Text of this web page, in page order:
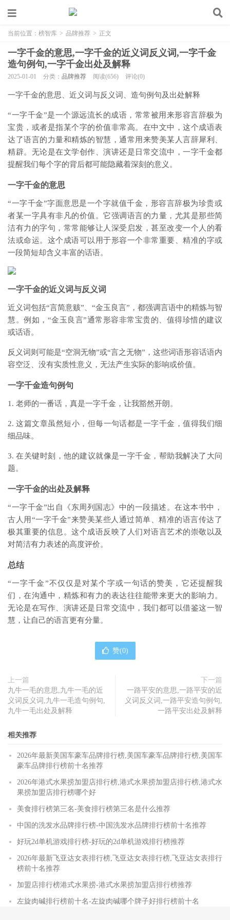
当前位置： 榜智库 > 品牌推荐 > 正文
一字千金的意思,一字千金的近义词反义词,一字千金
造句例句,一字千金出处及解释
2025-01-01 分类： 品牌推荐 阅读(656) 评论(0)
一字千金的意思、近义词与反义词、造句例句及出处解释
“一字千金”是一个源远流长的成语，常常被用来形容言辞极为
宝贵，或者是指某个字的价值非常高。在中文中，这个成语表
达了语言的力量和精炼的智慧，通常用来赞美某人言辞犀利、
精辟。无论是在文学创作、演讲还是日常交流中，一字千金都
提醒我们每个字的背后都可能隐藏着深刻的意义。
一字千金的意思
“一字千金”字面意思是一个字就值千金，形容言辞极为珍贵或
者某一字具有非凡的价值。它强调语言的力量，尤其是那些简
洁有力的字句，常常能够让人深受启发，甚至改变一个人的看
法或命运。这个成语可以用于形容一个非常重要、精准的字或
一段简短却含义丰富的话语。
一字千金的近义词与反义词
近义词包括“言简意赅”、“金玉良言”，都强调言语中的精炼与智
慧。例如，“金玉良言”通常形容非常宝贵的、值得珍惜的建议
或话语。
反义词则可能是“空洞无物”或“言之无物”，这些词语形容话语内
容空泛、没有实质性意义，无法产生实际的影响或价值。
一字千金造句例句
1. 老师的一番话，真是一字千金，让我豁然开朗。
2. 这篇文章虽然短小，但每一句话都是一字千金，值得我们细
细品味。
3. 在关键时刻，他的建议就像是一字千金，帮助我解决了大问
题。
一字千金的出处及解释
“一字千金”出自《东周列国志》中的一段描述。在这本书中，
古人用“一字千金”来赞美某些人通过简单、精准的语言传达了
极其重要的信息。这个成语反映了人们对语言艺术的崇敬以及
对简洁有力表述的高度评价。
总结
“一字千金”不仅仅是对某个字或一句话的赞美，它还提醒我
们，在沟通中，精炼和有力的表达往往能带来更大的影响力。
无论是在写作、演讲还是日常交流中，我们都可以借鉴这一智
慧，让自己的语言更有分量。
赞(0)
上一篇
九牛一毛的意思,九牛一毛的近
义词反义词,九牛一毛造句例句,
九牛一毛出处及解释
下一篇
一路平安的意思,一路平安的近
义词反义词,一路平安造句例句,
一路平安出处及解释
相关推荐
2026年最新美国车豪车品牌排行榜,美国车豪车品牌排行榜,美国车
豪车品牌排行榜前十名推荐
2026年港式水果捞加盟店排行榜,港式水果捞加盟店排行榜,港式水
果捞加盟店排行榜哪个好
美食排行榜第三名-美食排行榜第三名是什么推荐
中国的洗发水品牌排行榜-中国洗发水品牌排行榜前十名推荐
好玩2d单机游戏排行榜-好玩的2d单机游戏排行榜推荐
2026年最新飞亚达女表排行榜,飞亚达女表排行榜,飞亚达女表排行
榜前十名推荐
加盟店排行榜港式水果捞-港式水果捞加盟店排行榜推荐
左旋肉碱排行榜前十名-左旋肉碱哪个牌子好排行榜前十名